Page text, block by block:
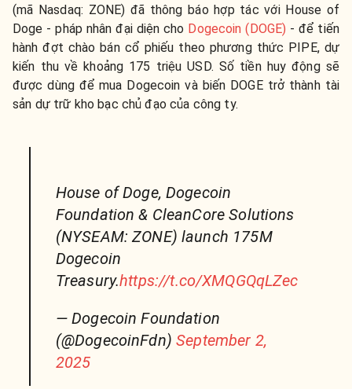
(mã Nasdaq: ZONE) đã thông báo hợp tác với House of
Doge - pháp nhân đại diện cho Dogecoin (DOGE) - để tiến
hành đợt chào bán cổ phiếu theo phương thức PIPE, dự
kiến thu về khoảng 175 triệu USD. Số tiền huy động sẽ
được dùng để mua Dogecoin và biến DOGE trở thành tài
sản dự trữ kho bạc chủ đạo của công ty.
House of Doge, Dogecoin
Foundation & CleanCore Solutions
(NYSEAM: ZONE) launch 175M
Dogecoin
Treasury.https://t.co/XMQGQqLZec
— Dogecoin Foundation
(@DogecoinFdn)September 2,
2025